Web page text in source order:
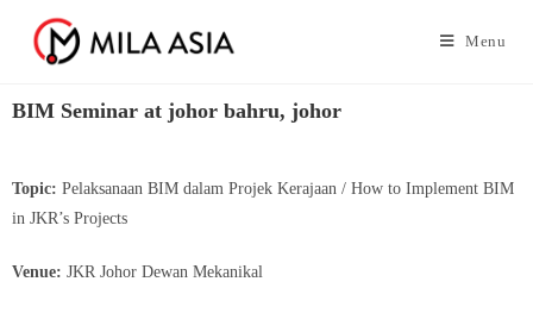
Menu
BIM Seminar at johor bahru, johor
Topic: Pelaksanaan BIM dalam Projek Kerajaan / How to Implement BIM
in JKR’s Projects
Venue: JKR Johor Dewan Mekanikal